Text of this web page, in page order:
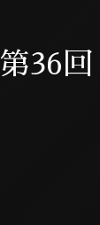
第36